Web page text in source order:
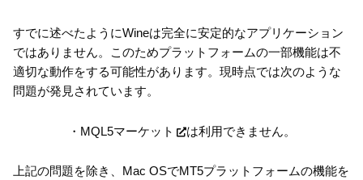
すでに述べたようにWineは完全に安定的なアプリケーション
ではありません。このためプラットフォームの一部機能は不
適切な動作をする可能性があります。現時点では次のような
問題が発見されています。
・ MQL5マーケット は利用できません。
上記の問題を除き、Mac OSでMT5プラットフォームの機能を